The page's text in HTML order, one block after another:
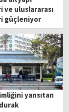
ve uluslararası
güçleniyor
yansıtan